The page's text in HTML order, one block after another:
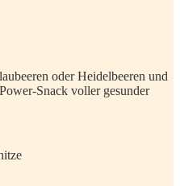
oder Heidelbeeren und
Snack voller gesunder